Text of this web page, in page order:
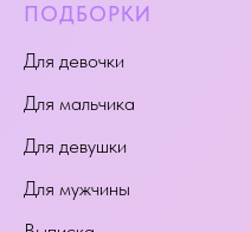
ПОДБОРКИ
Для девочки
Для мальчика
Для девушки
Для мужчины